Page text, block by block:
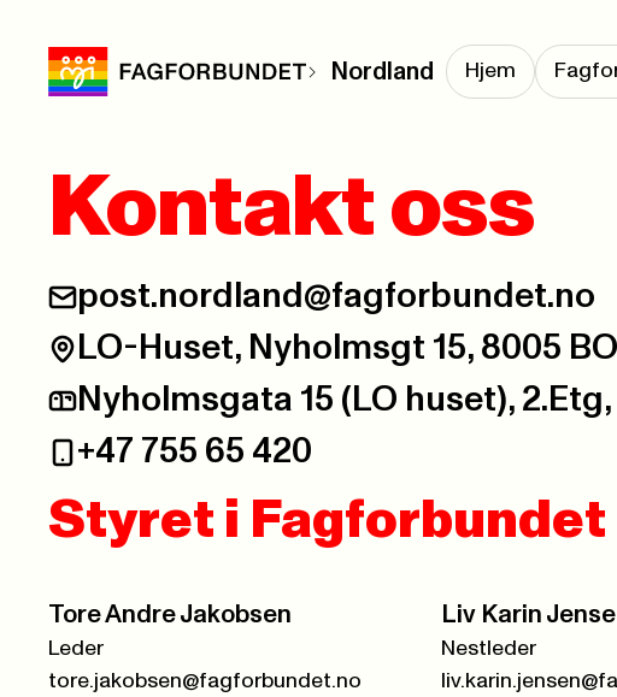
Nordland Hjem
Kontakt oss
post.nordland@fagforbundet.no
LO-Huset, Nyholmsgt 15, 8005
Nyholmsgata 15 (LO huset),
+47 755 65 420
Styret i Fagforbundet
Tore Andre Jakobsen
Leder
tore.jakobsen@fagforbundet.no
Liv Karin
Nestleder